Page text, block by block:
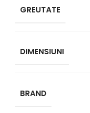
GREUTATE
DIMENSIUNI
BRAND